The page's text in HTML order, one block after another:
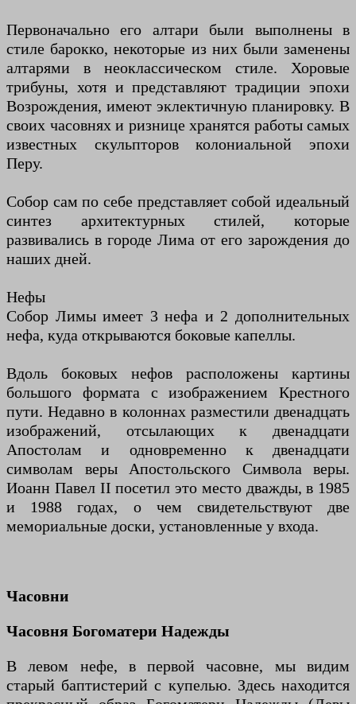
Первоначально его алтари были выполнены в
стиле барокко, некоторые из них были заменены
алтарями в неоклассическом стиле. Хоровые
трибуны, хотя и представляют традиции эпохи
Возрождения, имеют эклектичную планировку. В
своих часовнях и ризнице хранятся работы самых
известных скульпторов колониальной эпохи
Перу.
Собор сам по себе представляет собой идеальный
синтез архитектурных стилей, которые
развивались в городе Лима от его зарождения до
наших дней.
Нефы
Собор Лимы имеет 3 нефа и 2 дополнительных
нефа, куда открываются боковые капеллы.
Вдоль боковых нефов расположены картины
большого формата с изображением Крестного
пути. Недавно в колоннах разместили двенадцать
изображений, отсылающих к двенадцати
Апостолам и одновременно к двенадцати
символам веры Апостольского Символа веры.
Иоанн Павел II посетил это место дважды, в 1985
и 1988 годах, о чем свидетельствуют две
мемориальные доски, установленные у входа.
Часовни
Часовня Богоматери Надежды
В левом нефе, в первой часовне, мы видим
старый баптистерий с купелью. Здесь находится